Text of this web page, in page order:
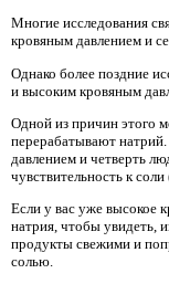
Многие исследования
кровяным давлением и
Однако более поздние
и высоким кровяным
Одной из причин этого
перерабатывают
давлением и четверть
чувствительность к соли
Если у вас уже высокое
натрия, чтобы увидеть,
продукты свежими и
солью.